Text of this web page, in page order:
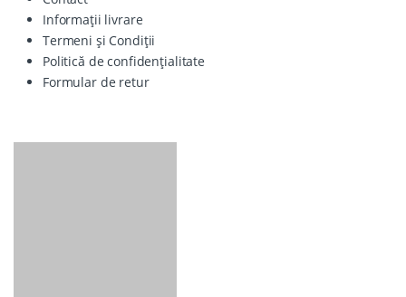
Informații livrare
Termeni și Condiții
Politică de confidențialitate
Formular de retur